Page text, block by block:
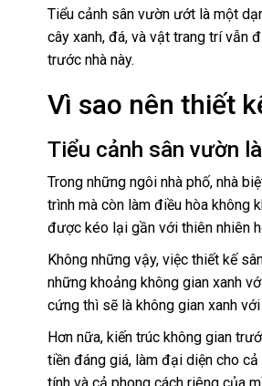
Tiểu cảnh sân vườn ướt là một
cây xanh, đá, và vật trang trí vẫn
trước nhà này.
Vì sao nên thiết
Tiểu cảnh sân vườn
Trong những ngôi nhà phố, nhà
trình mà còn làm điều hòa không
được kéo lại gần với thiên nhiên
Không những vậy, việc thiết kế
những khoảng không gian xanh
cứng thì sẽ là không gian xanh
Hơn nữa, kiến trúc không gian
tiền đáng giá, làm đại diện cho